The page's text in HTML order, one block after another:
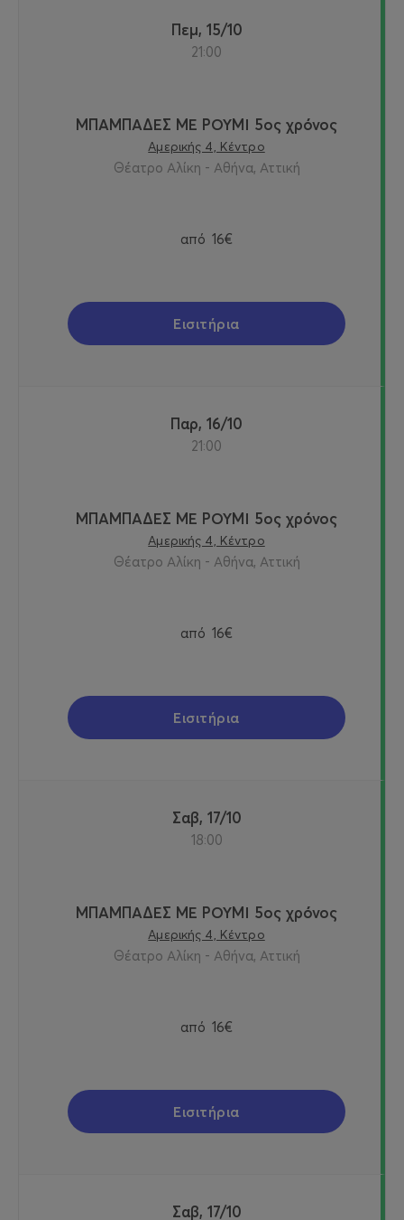
Πεμ, 15/10
21:00
ΜΠΑΜΠΑΔΕΣ ΜΕ ΡΟΥΜΙ 5ος χρόνος
Αμερικής 4, Κέντρο
Θέατρο Αλίκη - Αθήνα, Αττική
από 16€
Εισιτήρια
Παρ, 16/10
21:00
ΜΠΑΜΠΑΔΕΣ ΜΕ ΡΟΥΜΙ 5ος χρόνος
Αμερικής 4, Κέντρο
Θέατρο Αλίκη - Αθήνα, Αττική
από 16€
Εισιτήρια
Σαβ, 17/10
18:00
ΜΠΑΜΠΑΔΕΣ ΜΕ ΡΟΥΜΙ 5ος χρόνος
Αμερικής 4, Κέντρο
Θέατρο Αλίκη - Αθήνα, Αττική
από 16€
Εισιτήρια
Σαβ, 17/10